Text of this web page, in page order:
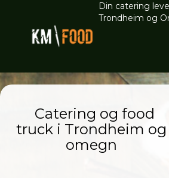
Din catering
Trondheim og
Catering og food
truck i Trondheim og
omegn